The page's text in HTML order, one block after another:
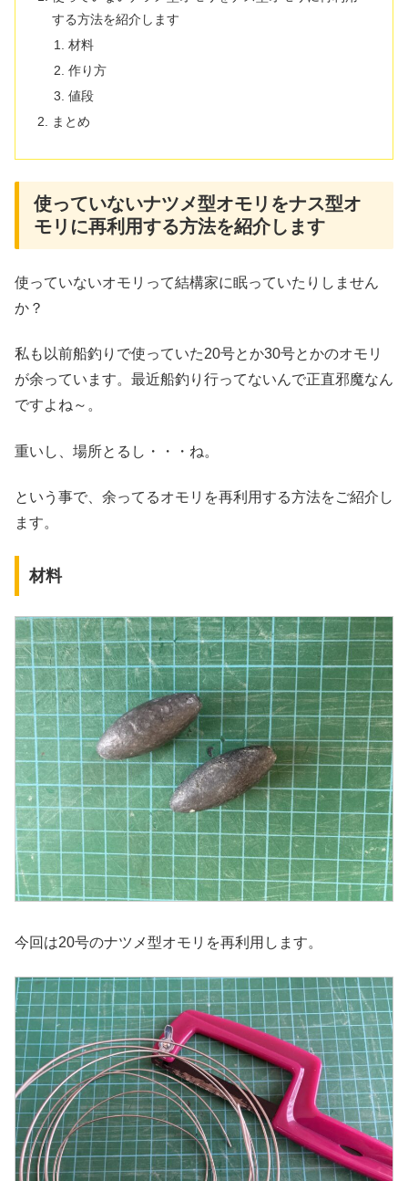
する方法を紹介します
材料
作り方
値段
まとめ
使っていないナツメ型オモリをナス型オ
モリに再利用する方法を紹介します
使っていないオモリって結構家に眠っていたりしません
か？
私も以前船釣りで使っていた20号とか30号とかのオモリ
が余っています。最近船釣り行ってないんで正直邪魔なん
ですよね～。
重いし、場所とるし・・・ね。
という事で、余ってるオモリを再利用する方法をご紹介し
ます。
材料
今回は20号のナツメ型オモリを再利用します。